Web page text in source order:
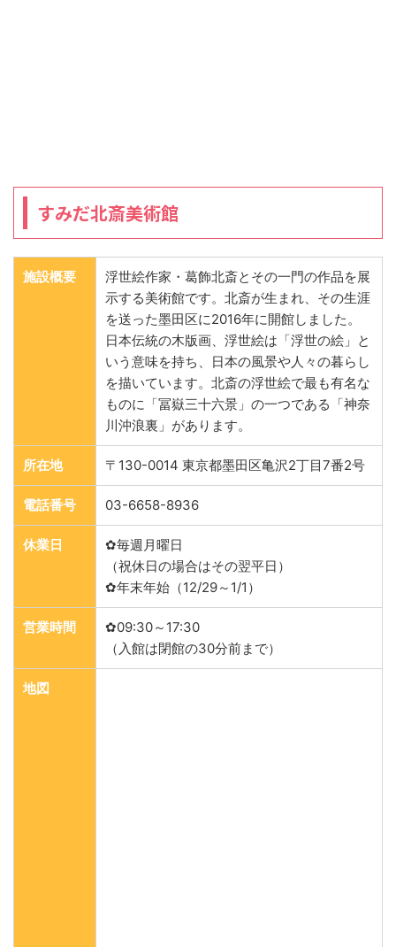
すみだ北斎美術館
施設概要
浮世絵作家・葛飾北斎とその一門の作品を展
示する美術館です。北斎が生まれ、その生涯
を送った墨田区に2016年に開館しました。
日本伝統の木版画、浮世絵は「浮世の絵」と
いう意味を持ち、日本の風景や人々の暮らし
を描いています。北斎の浮世絵で最も有名な
ものに「冨嶽三十六景」の一つである「神奈
川沖浪裏」があります。
所在地 〒130-0014 東京都墨田区亀沢2丁目7番2号
電話番号 03-6658-8936
休業日
✿毎週月曜日
（祝休日の場合はその翌平日）
✿年末年始（12/29～1/1）
営業時間
✿09:30～17:30
（入館は閉館の30分前まで）
地図